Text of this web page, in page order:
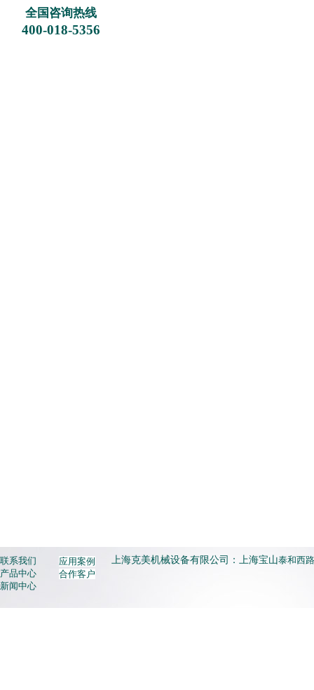
全国咨询热线
400-018-5356
上海克美机械设备有限公司：上海宝山泰和西
应用案例
合作客户
联系我们
产品中心
新闻中心